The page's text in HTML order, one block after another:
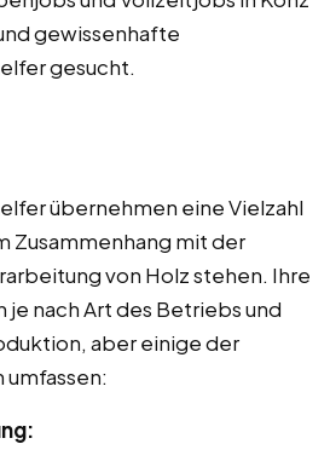
gewissenhafte
gesucht.
übernehmen eine Vielzahl
Zusammenhang mit der
von Holz stehen. Ihre
nach Art des Betriebs und
aber einige der